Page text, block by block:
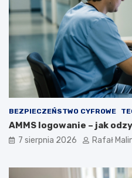
BEZPIECZEŃSTWO CYFROWE
AMMS logowanie – jak
7 sierpnia 2026 Rafał